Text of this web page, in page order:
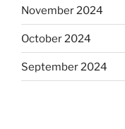
November 2024
October 2024
September 2024